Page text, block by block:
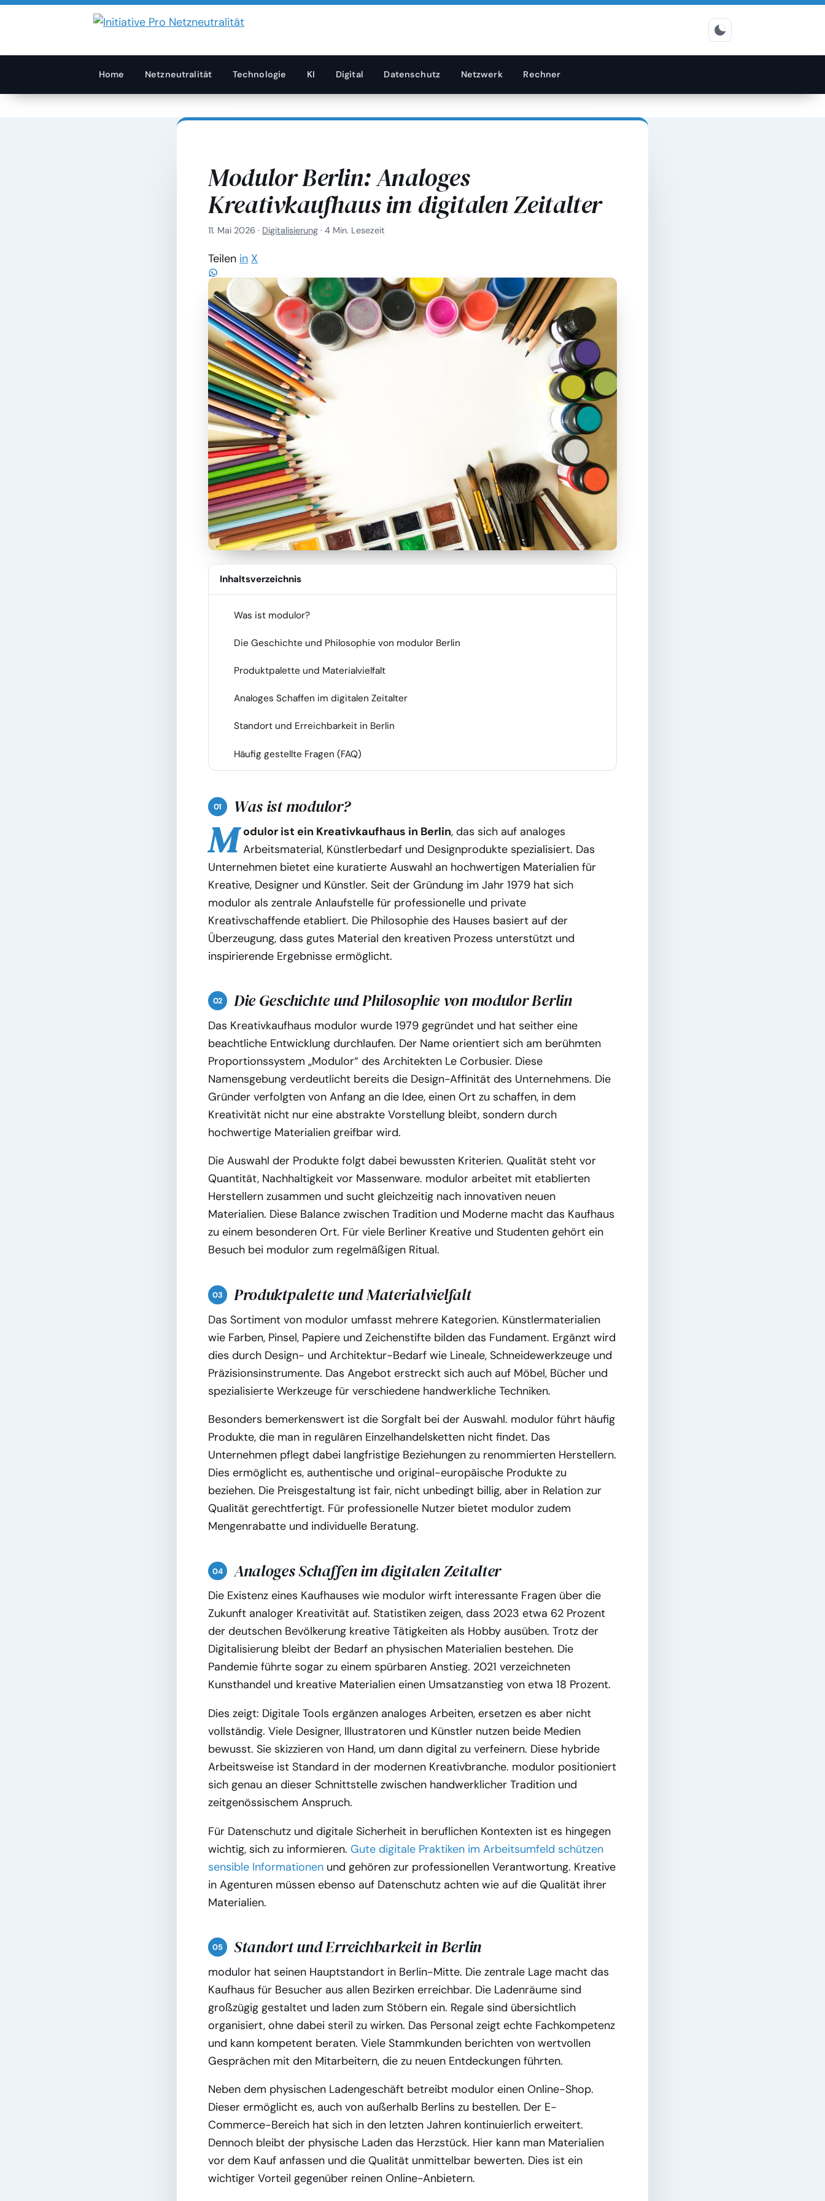
Home Netzneutralität Technologie KI Digital Datenschutz Netzwerk Rechner
Modulor Berlin: Analoges
Kreativkaufhaus im digitalen Zeitalter
11. Mai 2026 · Digitalisierung ·4 Min. Lesezeit
Teilen in X
Inhaltsverzeichnis
Was ist modulor?
Die Geschichte und Philosophie von modulor Berlin
Produktpalette und Materialvielfalt
Analoges Schaffen im digitalen Zeitalter
Standort und Erreichbarkeit in Berlin
Häufig gestellte Fragen (FAQ)
Was ist modulor?
M odulor ist ein Kreativkaufhaus in Berlin, das sich auf analoges
Arbeitsmaterial, Künstlerbedarf und Designprodukte spezialisiert. Das
Unternehmen bietet eine kuratierte Auswahl an hochwertigen Materialien für
Kreative, Designer und Künstler. Seit der Gründung im Jahr 1979 hat sich
modulor als zentrale Anlaufstelle für professionelle und private
Kreativschaffende etabliert. Die Philosophie des Hauses basiert auf der
Überzeugung, dass gutes Material den kreativen Prozess unterstützt und
inspirierende Ergebnisse ermöglicht.
Die Geschichte und Philosophie von modulor Berlin
Das Kreativkaufhaus modulor wurde 1979 gegründet und hat seither eine
beachtliche Entwicklung durchlaufen. Der Name orientiert sich am berühmten
Proportionssystem „Modulor“ des Architekten Le Corbusier. Diese
Namensgebung verdeutlicht bereits die Design-Affinität des Unternehmens. Die
Gründer verfolgten von Anfang an die Idee, einen Ort zu schaffen, in dem
Kreativität nicht nur eine abstrakte Vorstellung bleibt, sondern durch
hochwertige Materialien greifbar wird.
Die Auswahl der Produkte folgt dabei bewussten Kriterien. Qualität steht vor
Quantität, Nachhaltigkeit vor Massenware. modulor arbeitet mit etablierten
Herstellern zusammen und sucht gleichzeitig nach innovativen neuen
Materialien. Diese Balance zwischen Tradition und Moderne macht das Kaufhaus
zu einem besonderen Ort. Für viele Berliner Kreative und Studenten gehört ein
Besuch bei modulor zum regelmäßigen Ritual.
Produktpalette und Materialvielfalt
Das Sortiment von modulor umfasst mehrere Kategorien. Künstlermaterialien
wie Farben, Pinsel, Papiere und Zeichenstifte bilden das Fundament. Ergänzt wird
dies durch Design- und Architektur-Bedarf wie Lineale, Schneidewerkzeuge und
Präzisionsinstrumente. Das Angebot erstreckt sich auch auf Möbel, Bücher und
spezialisierte Werkzeuge für verschiedene handwerkliche Techniken.
Besonders bemerkenswert ist die Sorgfalt bei der Auswahl. modulor führt häufig
Produkte, die man in regulären Einzelhandelsketten nicht findet. Das
Unternehmen pflegt dabei langfristige Beziehungen zu renommierten Herstellern.
Dies ermöglicht es, authentische und original-europäische Produkte zu
beziehen. Die Preisgestaltung ist fair, nicht unbedingt billig, aber in Relation zur
Qualität gerechtfertigt. Für professionelle Nutzer bietet modulor zudem
Mengenrabatte und individuelle Beratung.
Analoges Schaffen im digitalen Zeitalter
Die Existenz eines Kaufhauses wie modulor wirft interessante Fragen über die
Zukunft analoger Kreativität auf. Statistiken zeigen, dass 2023 etwa 62 Prozent
der deutschen Bevölkerung kreative Tätigkeiten als Hobby ausüben. Trotz der
Digitalisierung bleibt der Bedarf an physischen Materialien bestehen. Die
Pandemie führte sogar zu einem spürbaren Anstieg. 2021 verzeichneten
Kunsthandel und kreative Materialien einen Umsatzanstieg von etwa 18 Prozent.
Dies zeigt: Digitale Tools ergänzen analoges Arbeiten, ersetzen es aber nicht
vollständig. Viele Designer, Illustratoren und Künstler nutzen beide Medien
bewusst. Sie skizzieren von Hand, um dann digital zu verfeinern. Diese hybride
Arbeitsweise ist Standard in der modernen Kreativbranche. modulor positioniert
sich genau an dieser Schnittstelle zwischen handwerklicher Tradition und
zeitgenössischem Anspruch.
Für Datenschutz und digitale Sicherheit in beruflichen Kontexten ist es hingegen
wichtig, sich zu informieren.Gute digitale Praktiken im Arbeitsumfeld schützen
sensible Informationen und gehören zur professionellen Verantwortung. Kreative
in Agenturen müssen ebenso auf Datenschutz achten wie auf die Qualität ihrer
Materialien.
Standort und Erreichbarkeit in Berlin
modulor hat seinen Hauptstandort in Berlin-Mitte. Die zentrale Lage macht das
Kaufhaus für Besucher aus allen Bezirken erreichbar. Die Ladenräume sind
großzügig gestaltet und laden zum Stöbern ein. Regale sind übersichtlich
organisiert, ohne dabei steril zu wirken. Das Personal zeigt echte Fachkompetenz
und kann kompetent beraten. Viele Stammkunden berichten von wertvollen
Gesprächen mit den Mitarbeitern, die zu neuen Entdeckungen führten.
Neben dem physischen Ladengeschäft betreibt modulor einen Online-Shop.
Dieser ermöglicht es, auch von außerhalb Berlins zu bestellen. Der E-
Commerce-Bereich hat sich in den letzten Jahren kontinuierlich erweitert.
Dennoch bleibt der physische Laden das Herzstück. Hier kann man Materialien
vor dem Kauf anfassen und die Qualität unmittelbar bewerten. Dies ist ein
wichtiger Vorteil gegenüber reinen Online-Anbietern.